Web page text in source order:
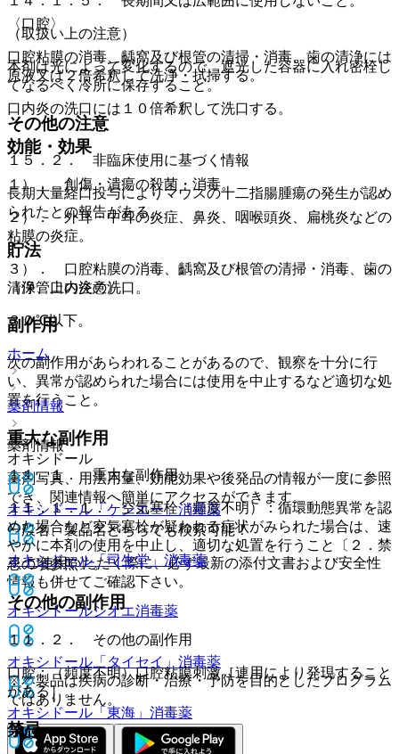
（取扱い上の注意）
本剤は光によって変化するので、遮光した容器に入れ密栓し
てなるべく冷所に保存すること。
その他の注意
１５．２． 非臨床使用に基づく情報
長期大量経口投与によりマウスの十二指腸腫瘍の発生が認め
られたとの報告がある。
貯法
（保管上の注意）
３０℃以下。
ホーム
薬剤情報
オキシドール
オキシドール「ケンエー」消毒薬
オキシドール「司生堂」 消毒薬
オキシドールシオエ消毒薬
オキシドール「タイセイ」 消毒薬
オキシドール「東海」 消毒薬
〈口腔〉
口腔粘膜の消毒、齲窩及び根管の清掃・消毒、歯の清浄には
原液又は２倍希釈して洗浄・拭掃する。
口内炎の洗口には１０倍希釈して洗口する。
効能・効果
１）． 創傷・潰瘍の殺菌・消毒。
２）． 外耳・中耳の炎症、鼻炎、咽喉頭炎、扁桃炎などの
粘膜の炎症。
３）． 口腔粘膜の消毒、齲窩及び根管の清掃・消毒、歯の
清浄、口内炎の洗口。
副作用
次の副作用があらわれることがあるので、観察を十分に行
い、異常が認められた場合には使用を中止するなど適切な処
置を行うこと。
重大な副作用
１１．１． 重大な副作用
１１．１．１． 空気塞栓（頻度不明）：循環動態異常を認
めた場合など空気塞栓が疑われる症状がみられた場合は、速
やかに本剤の使用を中止し、適切な処置を行うこと〔２．禁
忌の項参照〕。
その他の副作用
１１．２． その他の副作用
口腔：（頻度不明）口腔粘膜刺激［連用により発現すること
がある］。
禁忌
薬剤情報
薬剤写真、用法用量、効能効果や後発品の情報が一度に参照
でき、関連情報へ簡単にアクセスができます。
一般名、製品名どちらでも検索可能！
※ ご使用いただく際に、必ず最新の添付文書および安全性
情報も併せてご確認下さい。
※本製品は疾病の診断・治療・予防を目的としたプログラム
ではありません。